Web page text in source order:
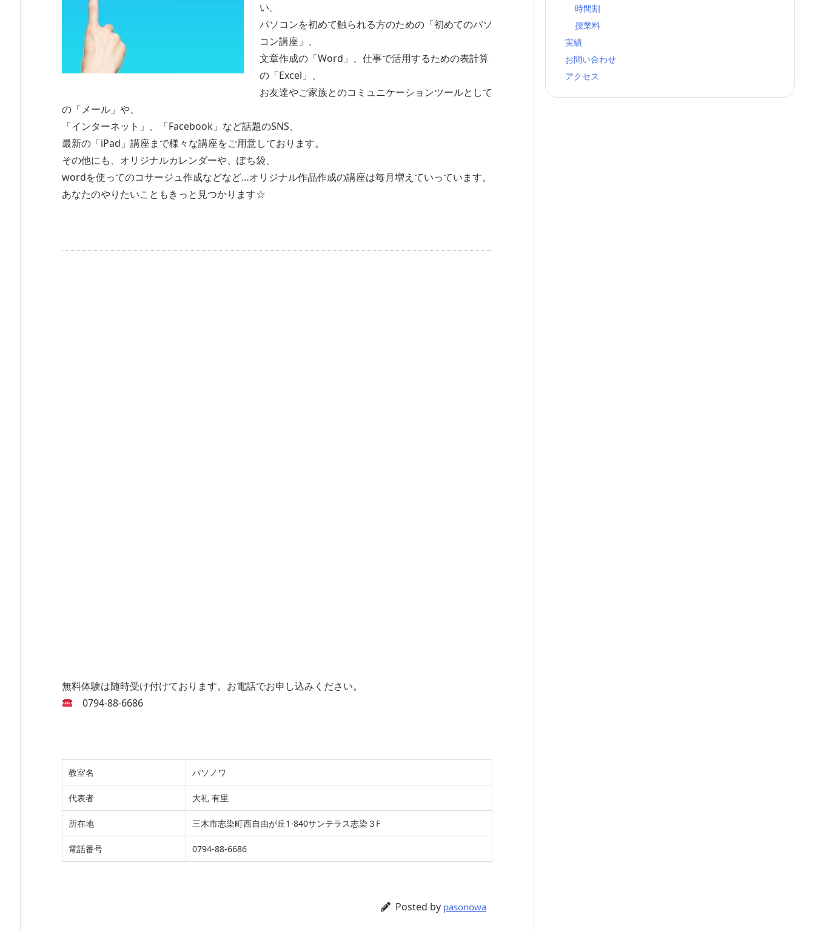
い。
パソコンを初めて触られる方のための「初めてのパソ
コン講座」、
文章作成の「Word」、仕事で活用するための表計算
の「Excel」、
お友達やご家族とのコミュニケーションツールとして
の「メール」や、
「インターネット」、「Facebook」など話題のSNS、
最新の「iPad」講座まで様々な講座をご用意しております。
その他にも、オリジナルカレンダーや、ぽち袋、
wordを使ってのコサージュ作成などなど…オリジナル作品作成の講座は毎月増えていっています。
あなたのやりたいこともきっと見つかります☆
無料体験は随時受け付けております。お電話でお申し込みください。
0794-88-6686
教室名 パソノワ
代表者 大礼 有里
所在地 三木市志染町西自由が丘1-840サンテラス志染３F
電話番号 0794-88-6686
Posted by pasonowa
時間割
授業料
実績
お問い合わせ
アクセス